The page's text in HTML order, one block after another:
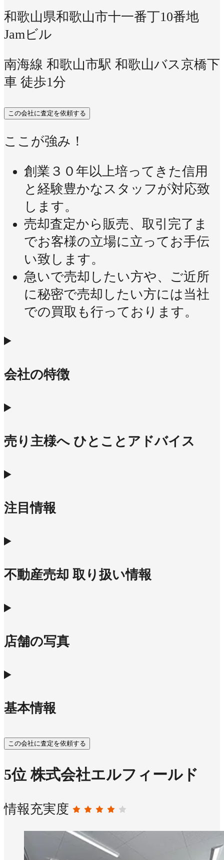
和歌山県和歌山市十一番丁10番地
Jamビル
南海線 和歌山市駅 和歌山バス京橋下
車 徒歩1分
この会社に査定を依頼する
ここが強み！
創業３０年以上培ってきた信用
と経験豊かなスタッフが対応致
します。
売却査定から販売、取引完了ま
でお客様の立場に立ってお手伝
い致します。
急いで売却したい方や、ご近所
に秘密で売却したい方には当社
での買取も行っております。
会社の特徴
売り主様へ ひとことアドバイス
注目情報
不動産売却 取り扱い情報
店舗の写真
基本情報
この会社に査定を依頼する
5位株式会社エルフィールド
情報充実度